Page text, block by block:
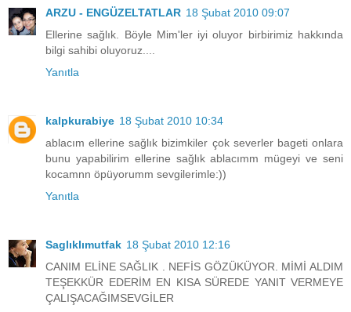
ARZU - ENGÜZELTATLAR 18 Şubat 2010 09:07
Ellerine sağlık. Böyle Mim'ler iyi oluyor birbirimiz hakkında
bilgi sahibi oluyoruz....
Yanıtla
kalpkurabiye 18 Şubat 2010 10:34
ablacım ellerine sağlık bizimkiler çok severler bageti onlara
bunu yapabilirim ellerine sağlık ablacımm mügeyi ve seni
kocamnn öpüyorumm sevgilerimle:))
Yanıtla
Saglıklımutfak 18 Şubat 2010 12:16
CANIM ELİNE SAĞLIK . NEFİS GÖZÜKÜYOR. MİMİ ALDIM
TEŞEKKÜR EDERİM EN KISA SÜREDE YANIT VERMEYE
ÇALIŞACAĞIMSEVGİLER